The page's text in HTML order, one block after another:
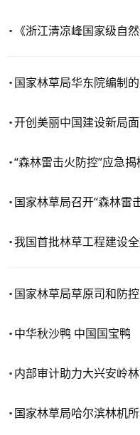
开创美丽中国建设新局面
中华秋沙鸭 中国国宝鸭
内部审计助力大兴安岭